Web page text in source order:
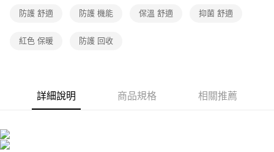
防護 舒適 防護 機能 保溫 舒適 抑菌 舒適
紅色 保暖 防護 回收
詳細說明 商品規格 相關推薦